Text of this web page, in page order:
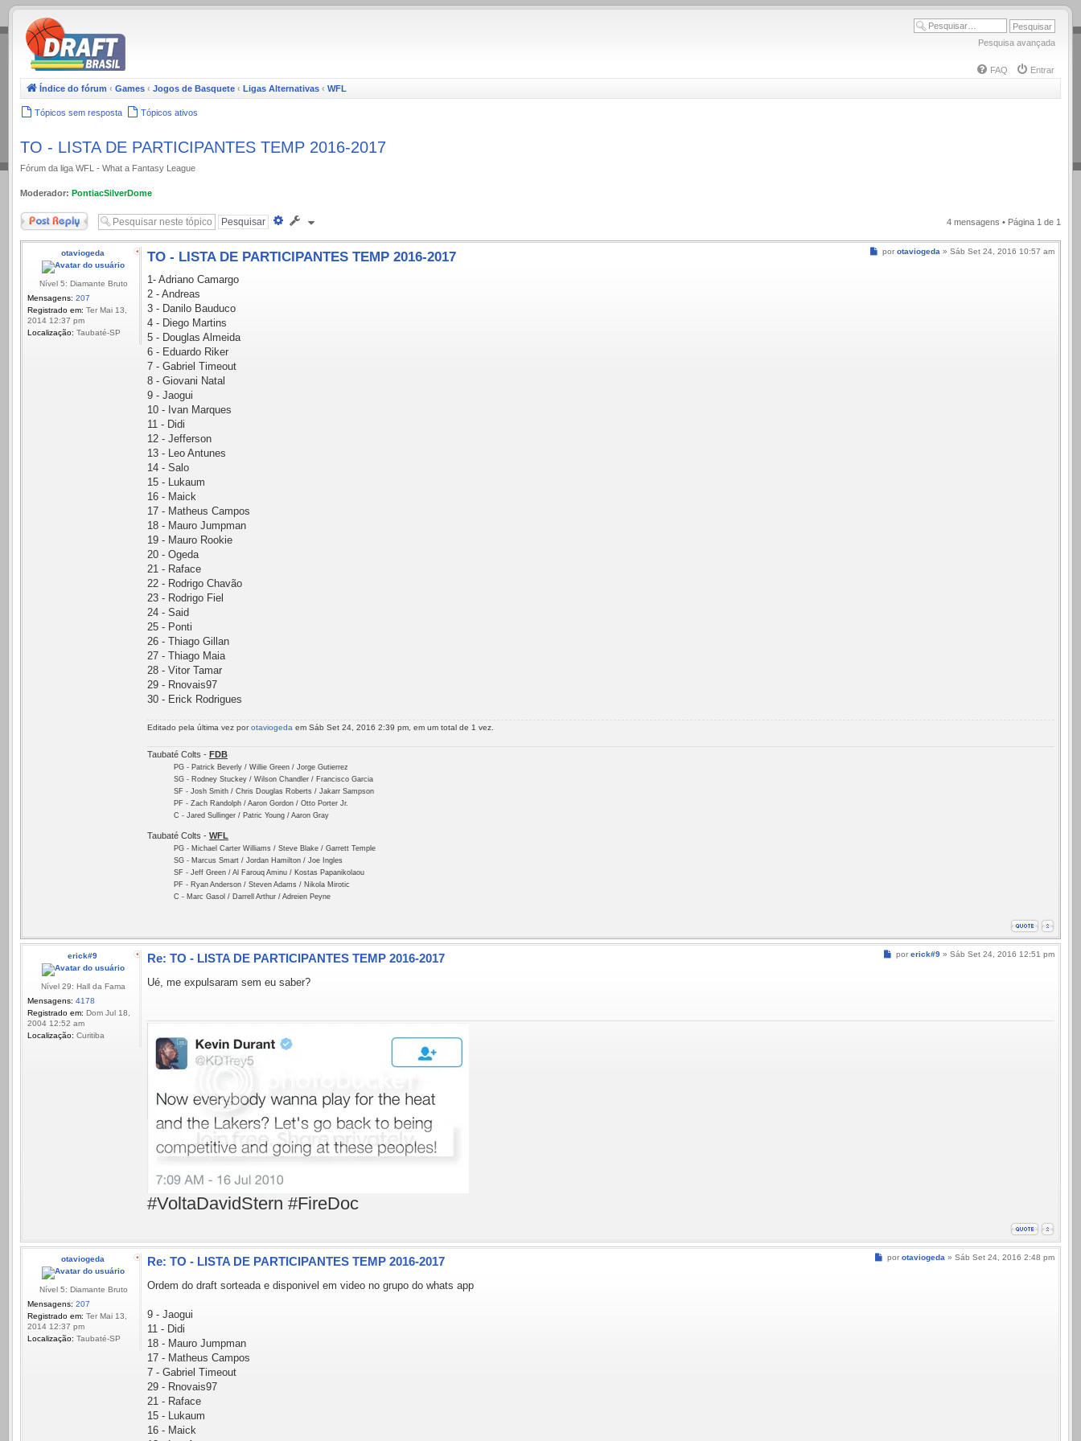
.
Pesquisa avançada
FAQ
Entrar
Índice do fórum ‹ Games ‹ Jogos de Basquete ‹ Ligas Alternativas ‹ WFL
Tópicos sem resposta Tópicos ativos
TO - LISTA DE PARTICIPANTES TEMP 2016-2017
Fórum da liga WFL - What a Fantasy League
Moderador: PontiacSilverDome
Responder
Pesquisa
4 mensagens • Página 1 de 1
otaviogeda
Nível 5: Diamante Bruto
Mensagens: 207
Registrado em: Ter Mai 13,
2014 12:37 pm
Localização: Taubaté-SP
Mensagem
por otaviogeda » Sáb Set 24, 2016 10:57 am
TO - LISTA DE PARTICIPANTES TEMP 2016-2017
1- Adriano Camargo
2 - Andreas
3 - Danilo Bauduco
4 - Diego Martins
5 - Douglas Almeida
6 - Eduardo Riker
7 - Gabriel Timeout
8 - Giovani Natal
9 - Jaogui
10 - Ivan Marques
11 - Didi
12 - Jefferson
13 - Leo Antunes
14 - Salo
15 - Lukaum
16 - Maick
17 - Matheus Campos
18 - Mauro Jumpman
19 - Mauro Rookie
20 - Ogeda
21 - Raface
22 - Rodrigo Chavão
23 - Rodrigo Fiel
24 - Said
25 - Ponti
26 - Thiago Gillan
27 - Thiago Maia
28 - Vitor Tamar
29 - Rnovais97
30 - Erick Rodrigues
Editado pela última vez porotaviogeda em Sáb Set 24, 2016 2:39 pm, em um total de 1 vez.
Taubaté Colts - FDB
PG - Patrick Beverly / Willie Green / Jorge Gutierrez
SG - Rodney Stuckey / Wilson Chandler / Francisco Garcia
SF - Josh Smith / Chris Douglas Roberts / Jakarr Sampson
PF - Zach Randolph / Aaron Gordon / Otto Porter Jr.
C - Jared Sullinger / Patric Young / Aaron Gray
Taubaté Colts - WFL
PG - Michael Carter Williams / Steve Blake / Garrett Temple
SG - Marcus Smart / Jordan Hamilton / Joe Ingles
SF - Jeff Green / Al Farouq Aminu / Kostas Papanikolaou
PF - Ryan Anderson / Steven Adams / Nikola Mirotic
C - Marc Gasol / Darrell Arthur / Adreien Peyne
erick#9
Nível 29: Hall da Fama
Mensagens: 4178
Registrado em: Dom Jul 18,
2004 12:52 am
Localização: Curitiba
Mensagem
por erick#9 » Sáb Set 24, 2016 12:51 pm
Re: TO - LISTA DE PARTICIPANTES TEMP 2016-2017
Ué, me expulsaram sem eu saber?
#VoltaDavidStern #FireDoc
otaviogeda
Nível 5: Diamante Bruto
Mensagens: 207
Registrado em: Ter Mai 13,
2014 12:37 pm
Localização: Taubaté-SP
Mensagem
por otaviogeda » Sáb Set 24, 2016 2:48 pm
Re: TO - LISTA DE PARTICIPANTES TEMP 2016-2017
Ordem do draft sorteada e disponivel em video no grupo do whats app
9 - Jaogui
11 - Didi
18 - Mauro Jumpman
17 - Matheus Campos
7 - Gabriel Timeout
29 - Rnovais97
21 - Raface
15 - Lukaum
16 - Maick